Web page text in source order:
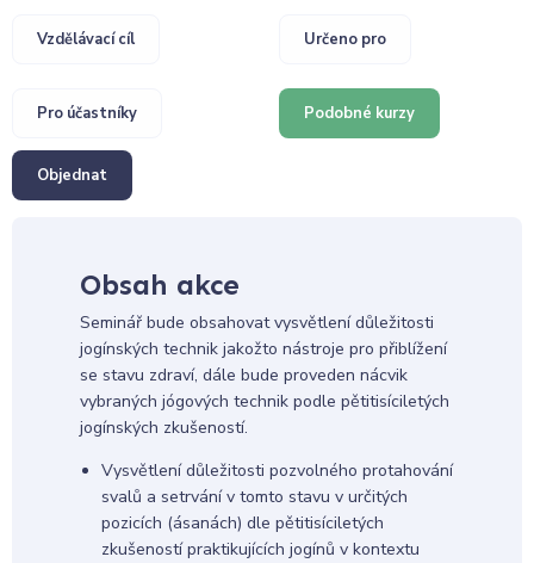
Vzdělávací cíl Určeno pro
Pro účastníky Podobné kurzy
Objednat
Obsah akce
Seminář bude obsahovat vysvětlení důležitosti
jogínských technik jakožto nástroje pro přiblížení
se stavu zdraví, dále bude proveden nácvik
vybraných jógových technik podle pětitisíciletých
jogínských zkušeností.
Vysvětlení důležitosti pozvolného protahování
svalů a setrvání v tomto stavu v určitých
pozicích (ásanách) dle pětitisíciletých
zkušeností praktikujících jogínů v kontextu